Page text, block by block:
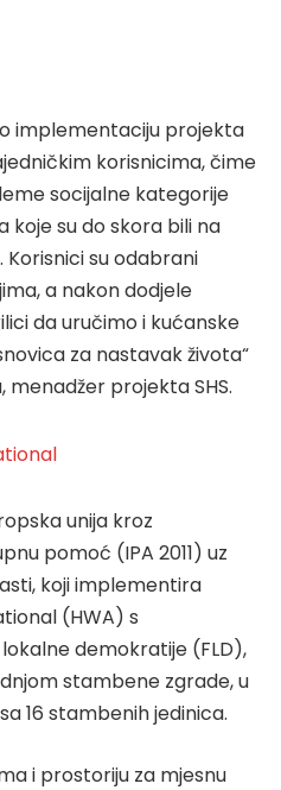
implementaciju projekta
korisnicima, čime
socijalne kategorije
koje su do skora bili na
su odabrani
a nakon dodjele
da uručimo i kućanske
za nastavak života“
menadžer projekta SHS.
unija kroz
pomoć (IPA 2011) uz
koji implementira
(HWA) s
demokratije (FLD),
stambene zgrade, u
16 stambenih jedinica.
i prostoriju za mjesnu